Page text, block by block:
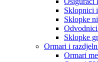
Sklopnici
Sklopke
Sklopke
Ormari i
Ormari